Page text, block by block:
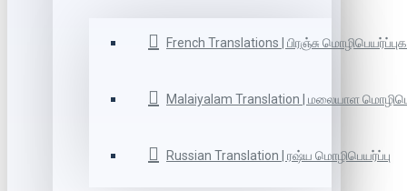
French Translations | பிரஞ்சு
Malaiyalam Translation | மலையாள
Russian Translation | ரஷ்ய மொழிபெயர்ப்பு